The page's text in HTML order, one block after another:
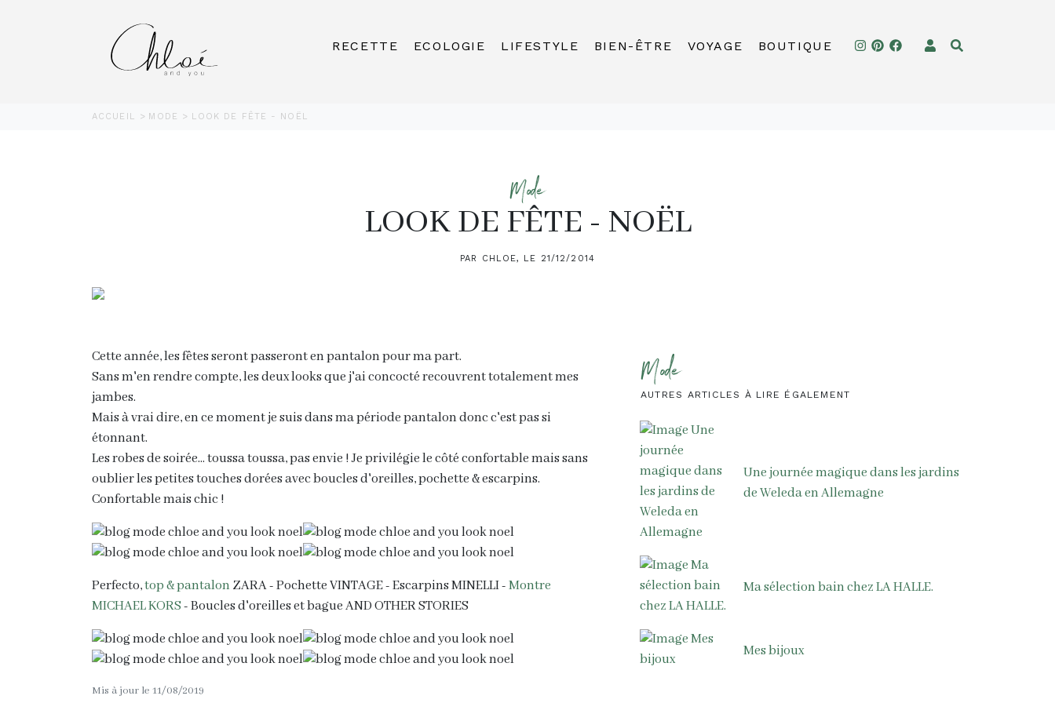
RECETTE ECOLOGIE LIFESTYLE BIEN-ÊTRE VOYAGE BOUTIQUE
ACCUEIL MODE LOOK DE FÊTE - NOËL
Mode
LOOK DE FÊTE - NOËL
PAR CHLOE, LE 21/12/2014
Cette année, les fêtes seront passeront en pantalon pour ma part.
Sans m'en rendre compte, les deux looks que j'ai concocté recouvrent totalement mes
jambes.
Mais à vrai dire, en ce moment je suis dans ma période pantalon donc c'est pas si
étonnant.
Les robes de soirée... toussa toussa, pas envie ! Je privilégie le côté confortable mais sans
oublier les petites touches dorées avec boucles d'oreilles, pochette & escarpins.
Confortable mais chic !
Perfecto,top & pantalonZARA - Pochette VINTAGE - Escarpins MINELLI -Montre
MICHAEL KORS- Boucles d'oreilles et bague AND OTHER STORIES
Mis à jour le 11/08/2019
Mode
AUTRES ARTICLES À LIRE ÉGALEMENT
Une journée magique dans les jardins
de Weleda en Allemagne
Ma sélection bain chez LA HALLE.
Mes bijoux